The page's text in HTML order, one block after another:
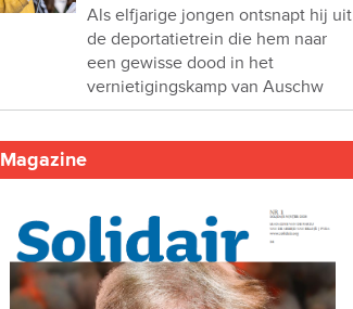
Als elfjarige jongen ontsnapt hij uit
de deportatietrein die hem naar
een gewisse dood in het
vernietigingskamp van Auschw
Magazine